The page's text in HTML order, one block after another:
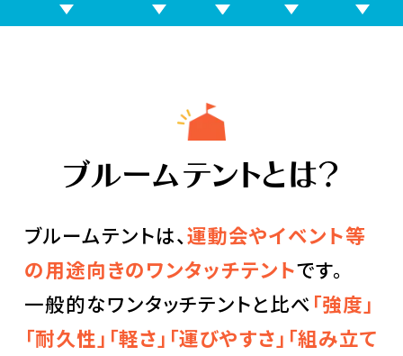
ブルームテントとは？
ブルームテントは、運動会やイベント等
の用途向きのワンタッチテントです。
一般的なワンタッチテントと比べ「強度」
「耐久性」 「軽さ」「運びやすさ」「組み立て